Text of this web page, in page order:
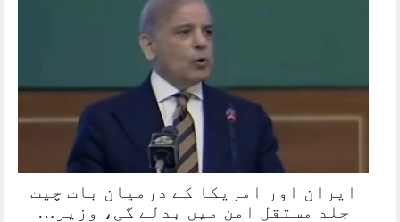
ایران اور امریکا کے درمیان بات چیت
جلد مستقل امن میں بدلے گی، وزیر…